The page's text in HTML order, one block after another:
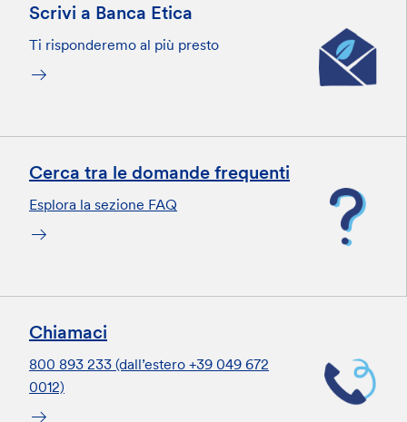
Scrivi a Banca Etica
Ti risponderemo al più presto
Cerca tra le domande frequenti
Esplora la sezione FAQ
Chiamaci
800 893 233 (dall’estero +39 049 672
0012)